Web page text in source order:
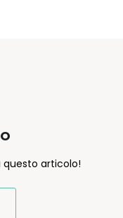
questo articolo!